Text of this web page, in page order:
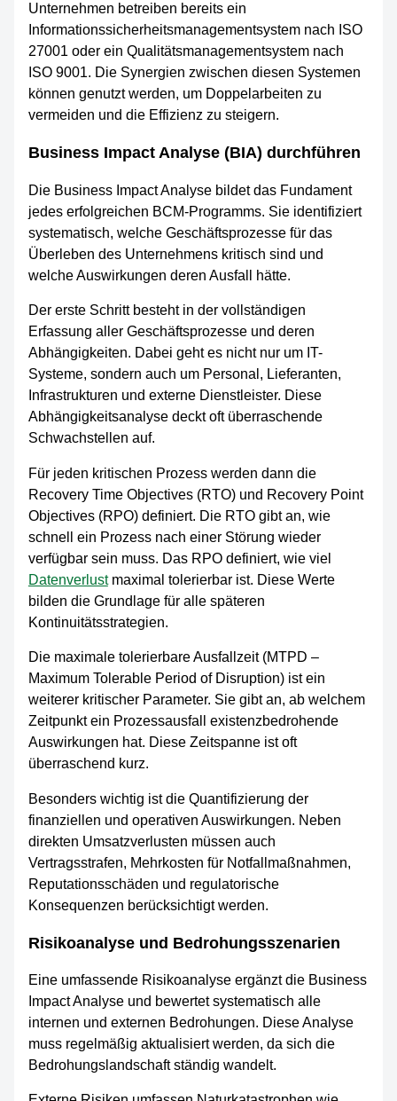
Unternehmen betreiben bereits ein
Informationssicherheitsmanagementsystem nach ISO
27001 oder ein Qualitätsmanagementsystem nach
ISO 9001. Die Synergien zwischen diesen Systemen
können genutzt werden, um Doppelarbeiten zu
vermeiden und die Effizienz zu steigern.
Business Impact Analyse (BIA) durchführen
Die Business Impact Analyse bildet das Fundament
jedes erfolgreichen BCM-Programms. Sie identifiziert
systematisch, welche Geschäftsprozesse für das
Überleben des Unternehmens kritisch sind und
welche Auswirkungen deren Ausfall hätte.
Der erste Schritt besteht in der vollständigen
Erfassung aller Geschäftsprozesse und deren
Abhängigkeiten. Dabei geht es nicht nur um IT-
Systeme, sondern auch um Personal, Lieferanten,
Infrastrukturen und externe Dienstleister. Diese
Abhängigkeitsanalyse deckt oft überraschende
Schwachstellen auf.
Für jeden kritischen Prozess werden dann die
Recovery Time Objectives (RTO) und Recovery Point
Objectives (RPO) definiert. Die RTO gibt an, wie
schnell ein Prozess nach einer Störung wieder
verfügbar sein muss. Das RPO definiert, wie viel
Datenverlustmaximal tolerierbar ist. Diese Werte
bilden die Grundlage für alle späteren
Kontinuitätsstrategien.
Die maximale tolerierbare Ausfallzeit (MTPD –
Maximum Tolerable Period of Disruption) ist ein
weiterer kritischer Parameter. Sie gibt an, ab welchem
Zeitpunkt ein Prozessausfall existenzbedrohende
Auswirkungen hat. Diese Zeitspanne ist oft
überraschend kurz.
Besonders wichtig ist die Quantifizierung der
finanziellen und operativen Auswirkungen. Neben
direkten Umsatzverlusten müssen auch
Vertragsstrafen, Mehrkosten für Notfallmaßnahmen,
Reputationsschäden und regulatorische
Konsequenzen berücksichtigt werden.
Risikoanalyse und Bedrohungsszenarien
Eine umfassende Risikoanalyse ergänzt die Business
Impact Analyse und bewertet systematisch alle
internen und externen Bedrohungen. Diese Analyse
muss regelmäßig aktualisiert werden, da sich die
Bedrohungslandschaft ständig wandelt.